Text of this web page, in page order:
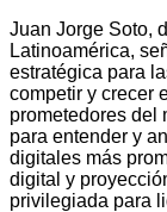
Juan Jorge Soto,
Latinoamérica,
estratégica para
competir y crecer
prometedores del
para entender y
digitales más
digital y
privilegiada para